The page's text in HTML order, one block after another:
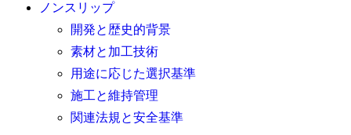
ノンスリップ
開発と歴史的背景
素材と加工技術
用途に応じた選択基準
施工と維持管理
関連法規と安全基準